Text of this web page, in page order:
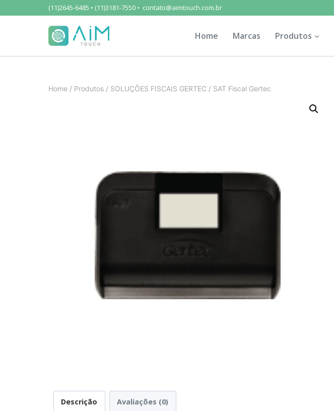
(11)2645-6485 • (11)3181-7550 • contato@aimtouch.com.br
Home Marcas Produtos
Home / Produtos / SOLUÇÕES FISCAIS GERTEC / SAT Fiscal Gertec
Descrição Avaliações (0)